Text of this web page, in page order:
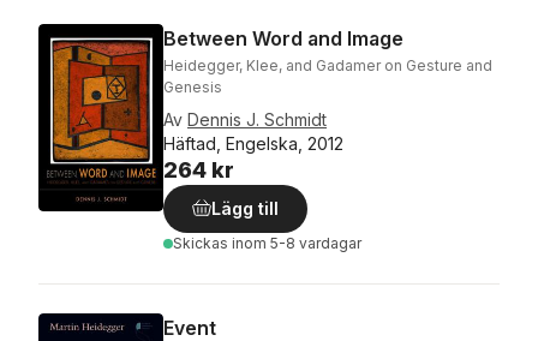
Between Word and Image
Heidegger, Klee, and Gadamer on Gesture and
Genesis
Av Dennis J. Schmidt
Häftad, Engelska, 2012
264 kr
Lägg till
Skickas inom 5-8 vardagar
Event